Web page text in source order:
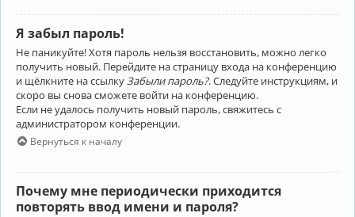
Я забыл пароль!
Не паникуйте! Хотя пароль нельзя восстановить, можно легко
получить новый. Перейдите на страницу входа на конференцию
и щёлкните на ссылку Забыли пароль?. Следуйте инструкциям, и
скоро вы снова сможете войти на конференцию.
Если не удалось получить новый пароль, свяжитесь с
администратором конференции.
Вернуться к началу
Почему мне периодически приходится
повторять ввод имени и пароля?